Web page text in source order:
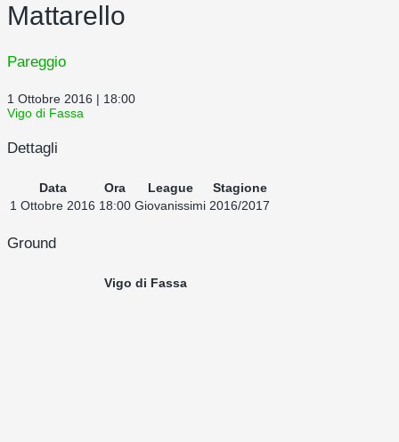
Mattarello
Pareggio
1 Ottobre 2016 | 18:00
Vigo di Fassa
Dettagli
Data Ora League
Stagione
1 Ottobre 2016 18:00 Giovanissimi 2016/2017
Ground
Vigo di Fassa